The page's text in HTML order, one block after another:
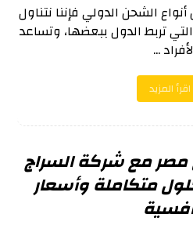
الشحن الدولي فإننا نتناول
تربط الدول ببعضها، وتساعد
...
اقرأ المزيد
مع شركة السراج
متكاملة وأسعار